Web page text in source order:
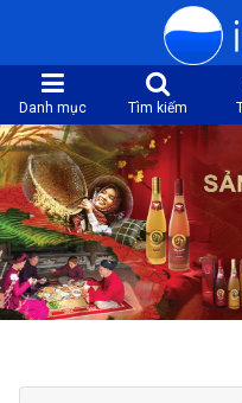
Danh mục Tìm kiếm